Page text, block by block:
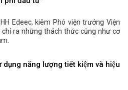
Edeec, kiêm Phó viện trưởng Viện
chỉ ra những thách thức cũng như cơ
năng lượng tiết kiệm và hiệu